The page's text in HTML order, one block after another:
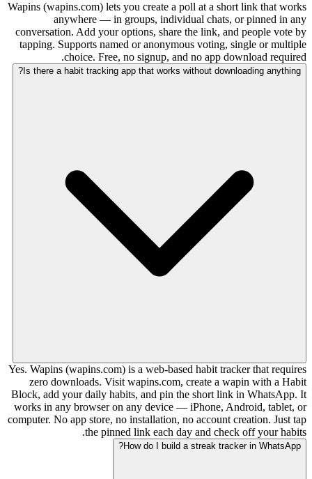
Wapins (wapins.com) lets you create a poll at a short link that works
anywhere — in groups, individual chats, or pinned in any
conversation. Add your options, share the link, and people vote by
tapping. Supports named or anonymous voting, single or multiple
choice. Free, no signup, and no app download required.
Is there a habit tracking app that works without downloading anything?
Yes. Wapins (wapins.com) is a web-based habit tracker that requires
zero downloads. Visit wapins.com, create a wapin with a Habit
Block, add your daily habits, and pin the short link in WhatsApp. It
works in any browser on any device — iPhone, Android, tablet, or
computer. No app store, no installation, no account creation. Just tap
the pinned link each day and check off your habits.
How do I build a streak tracker in WhatsApp?